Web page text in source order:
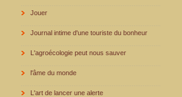
Jouer
Journal intime d'une touriste du bonheur
L'agroécologie peut nous sauver
l'âme du monde
L'art de lancer une alerte